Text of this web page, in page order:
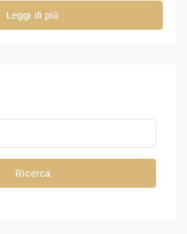
Leggi di più
Ricerca